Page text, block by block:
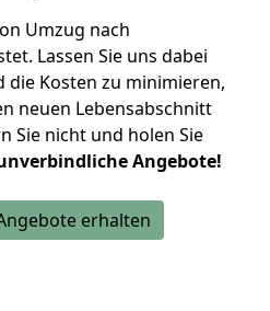
Umzug nach
Lassen Sie uns dabei
die Kosten zu minimieren,
neuen Lebensabschnitt
Sie nicht und holen Sie
Angebote!
erhalten